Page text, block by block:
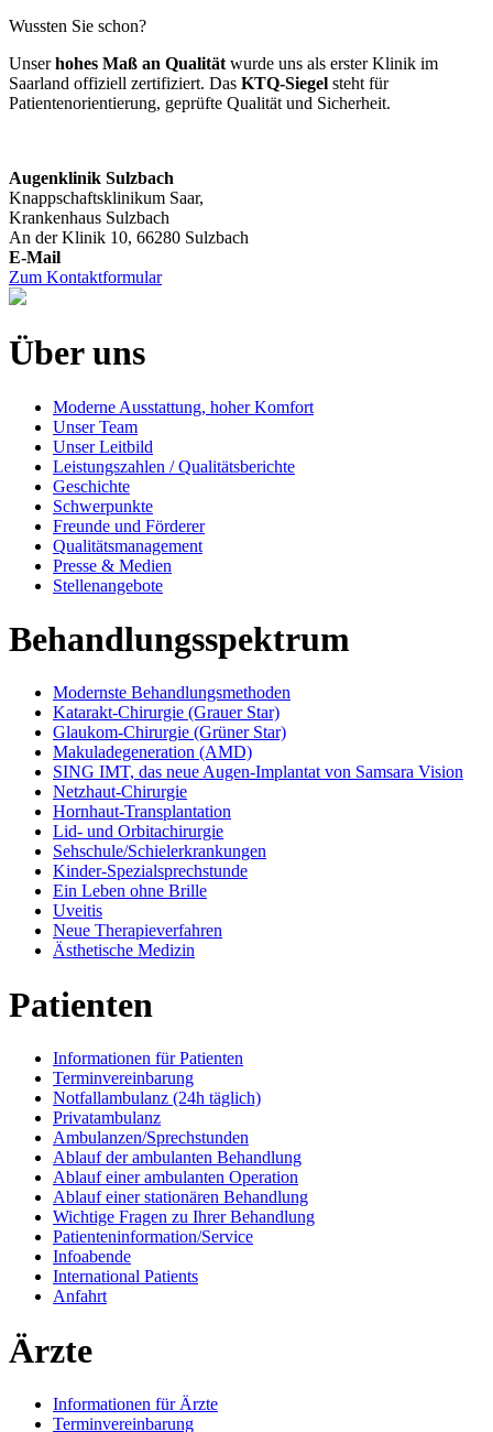
Wussten Sie schon?
Unserhohes Maß an Qualität wurde uns als erster Klinik im
Saarland offiziell zertifiziert. Das KTQ-Siegel steht für
Patientenorientierung, geprüfte Qualität und Sicherheit.
Augenklinik Sulzbach
Knappschaftsklinikum Saar,
Krankenhaus Sulzbach
An der Klinik 10, 66280 Sulzbach
Zum Kontaktformular
Über uns
Moderne Ausstattung, hoher Komfort
Unser Team
Unser Leitbild
Leistungszahlen / Qualitätsberichte
Geschichte
Schwerpunkte
Freunde und Förderer
Qualitätsmanagement
Presse & Medien
Stellenangebote
Behandlungsspektrum
Modernste Behandlungsmethoden
Katarakt-Chirurgie (Grauer Star)
Glaukom-Chirurgie (Grüner Star)
Makuladegeneration (AMD)
SING IMT, das neue Augen-Implantat von Samsara Vision
Netzhaut-Chirurgie
Hornhaut-Transplantation
Lid- und Orbitachirurgie
Sehschule/Schielerkrankungen
Kinder-Spezialsprechstunde
Ein Leben ohne Brille
Uveitis
Neue Therapieverfahren
Ästhetische Medizin
Patienten
Informationen für Patienten
Terminvereinbarung
Notfallambulanz (24h täglich)
Privatambulanz
Ambulanzen/Sprechstunden
Ablauf der ambulanten Behandlung
Ablauf einer ambulanten Operation
Ablauf einer stationären Behandlung
Wichtige Fragen zu Ihrer Behandlung
Patienteninformation/Service
Infoabende
International Patients
Anfahrt
Ärzte
Informationen für Ärzte
Terminvereinbarung